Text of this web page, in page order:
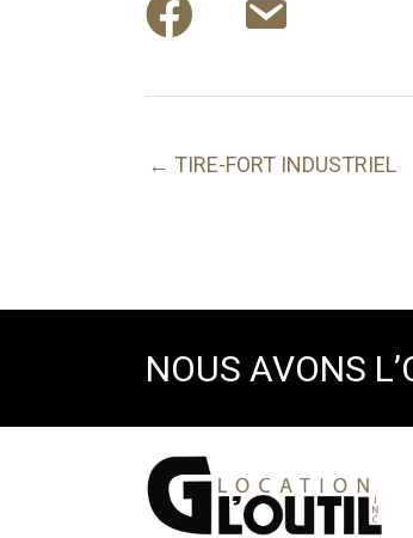
← TIRE-FORT INDUSTRIEL
NOUS AVONS